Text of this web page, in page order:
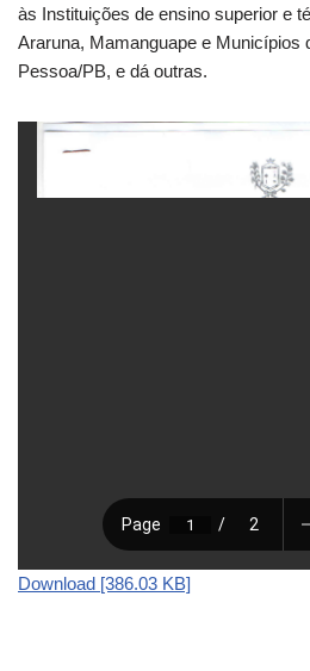
às Instituições de ensino superior e
Araruna, Mamanguape e Municípios
Pessoa/PB, e dá outras.
Download [386.03 KB]